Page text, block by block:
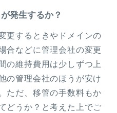
発生するか？
更するときやドメインの
合などに管理会社の変更
の維持費用は少しずつ上
の管理会社のほうが安け
ただ、移管の手数料もか
どうか？と考えた上でご